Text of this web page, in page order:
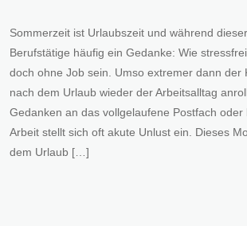
Sommerzeit ist Urlaubszeit und während
Berufstätige häufig ein Gedanke: Wie
doch ohne Job sein. Umso extremer dann der
nach dem Urlaub wieder der Arbeitsalltag
Gedanken an das vollgelaufene Postfach oder
Arbeit stellt sich oft akute Unlust ein. Dieses
dem Urlaub […]